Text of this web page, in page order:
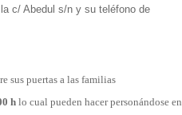
c/ Abedul s/n y su teléfono de
sus puertas a las familias
h lo cual pueden hacer personándose en